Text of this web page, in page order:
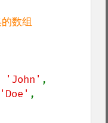
'John' ,
'Doe' ,